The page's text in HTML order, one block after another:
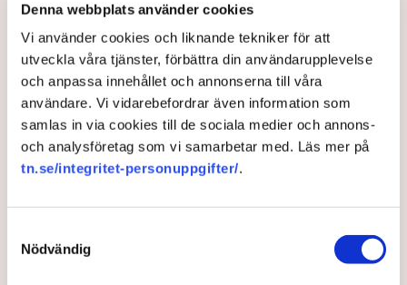
Denna webbplats använder cookies
Vi använder cookies och liknande tekniker för att
utveckla våra tjänster, förbättra din användarupplevelse
och anpassa innehållet och annonserna till våra
användare. Vi vidarebefordrar även information som
samlas in via cookies till de sociala medier och annons-
och analysföretag som vi samarbetar med. Läs mer på
tn.se/integritet-personuppgifter/.
Nödvändig
upptagna och kommer att utredas och lagföras, en del i
efterhand. Det är bland annat anledningen till att vi nu
även använder drönare för att dokumentera och säkra
bevis, säger Anna-Lena Mann.
Myndigheter Tranemo kommun
Svensk Torv : en naturlig råvara